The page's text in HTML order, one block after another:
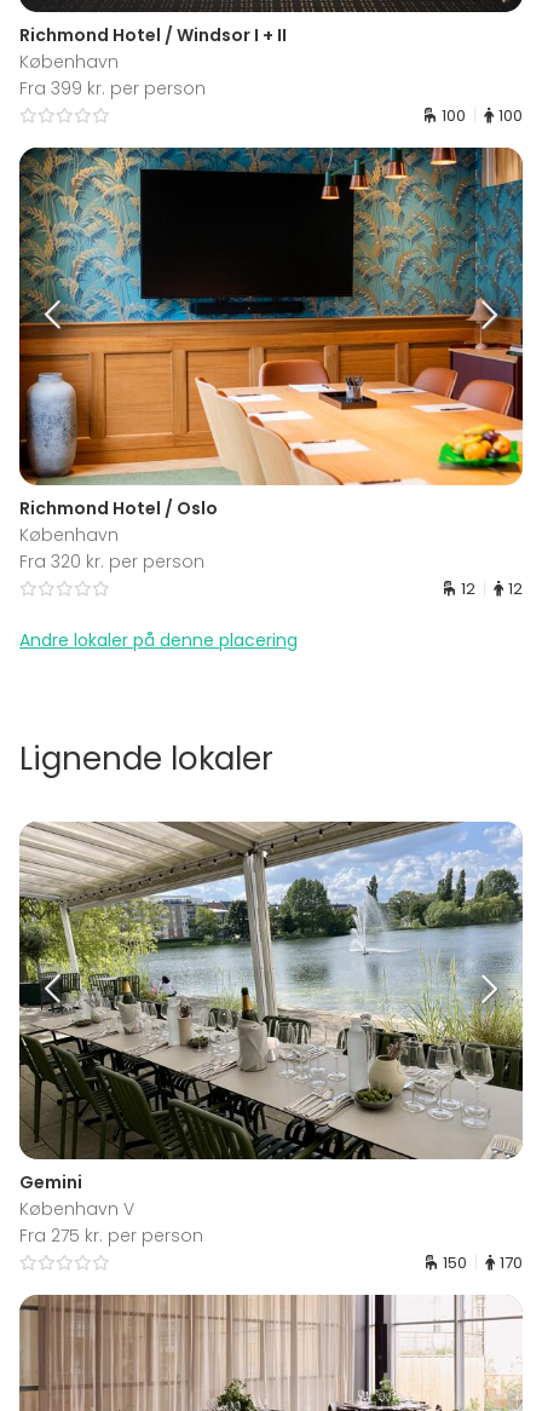
Richmond Hotel / Windsor I + II
København
Fra 399 kr. per person
100 100
Richmond Hotel / Oslo
København
Fra 320 kr. per person
12 12
Andre lokaler på denne placering
Lignende lokaler
Gemini
København V
Fra 275 kr. per person
150 170